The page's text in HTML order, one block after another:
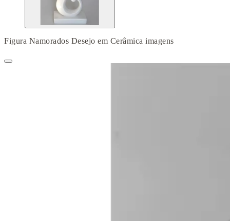
Figura Namorados Desejo em Cerâmica imagens